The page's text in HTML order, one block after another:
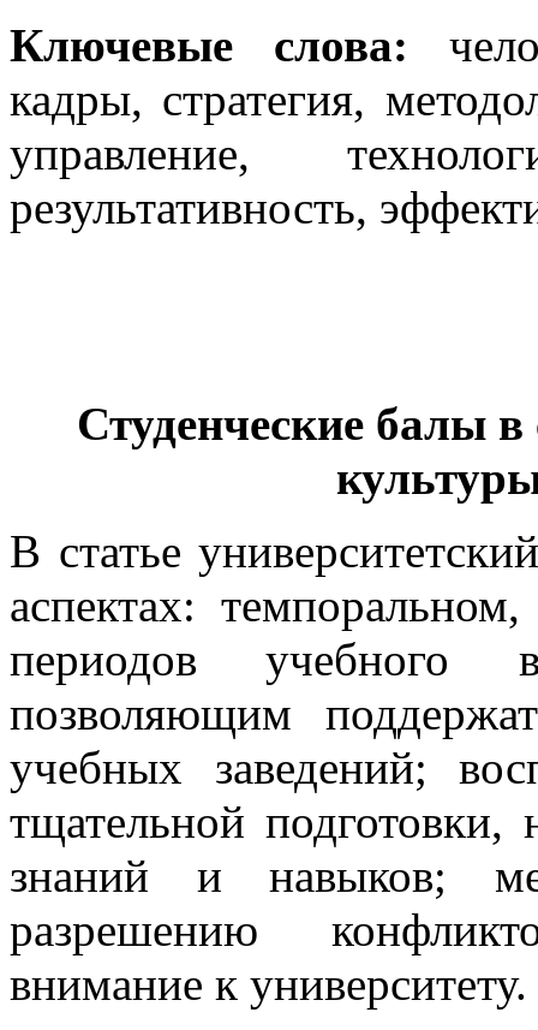
Ключевые слова:
кадры, стратегия,
управление,
результативность,
Студенческие балы
В статье
аспектах:
периодов учебного
позволяющим
учебных заведений;
тщательной подготовки,
знаний и навыков;
разрешению
внимание к университету.